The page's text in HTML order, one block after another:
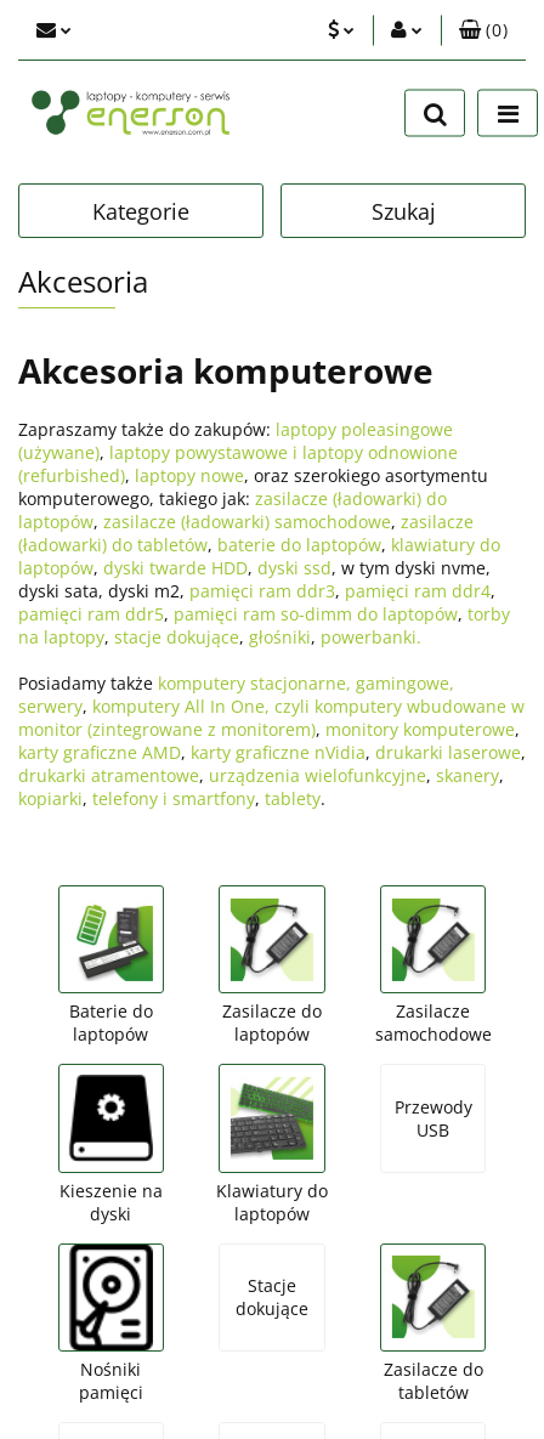
Zaloguj się
Zarejestruj się
Zgody cookies
(0)
Kategorie Szukaj
Akcesoria
Akcesoria komputerowe
Zapraszamy także do zakupów: laptopy poleasingowe
(używane), laptopy powystawowe i laptopy odnowione
(refurbished), laptopy nowe, oraz szerokiego asortymentu
komputerowego, takiego jak: zasilacze (ładowarki) do
laptopów, zasilacze (ładowarki) samochodowe, zasilacze
(ładowarki) do tabletów, baterie do laptopów, klawiatury do
laptopów, dyski twarde HDD, dyski ssd, w tym dyski nvme,
dyski sata, dyski m2, pamięci ram ddr3, pamięci ram ddr4,
pamięci ram ddr5, pamięci ram so-dimm do laptopów, torby
na laptopy, stacje dokujące, głośniki, powerbanki.
Posiadamy także komputery stacjonarne, gamingowe,
serwery, komputery All In One, czyli komputery wbudowane w
monitor (zintegrowane z monitorem), monitory komputerowe,
karty graficzne AMD, karty graficzne nVidia, drukarki laserowe,
drukarki atramentowe, urządzenia wielofunkcyjne, skanery,
kopiarki, telefony i smartfony, tablety.
Baterie do
laptopów
Zasilacze do
laptopów
Zasilacze
samochodowe
Kieszenie na
dyski
Klawiatury do
laptopów
Przewody
USB
Nośniki
pamięci
Stacje
dokujące
Zasilacze do
tabletów